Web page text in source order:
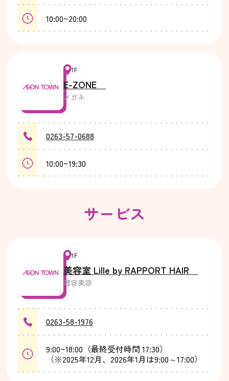
10:00~20:00
1F
E-ZONE
メガネ
0263-57-0688
10:00~19:30
サービス
1F
美容室 Lille by RAPPORT HAIR
理容美容
0263-58-1976
9:00~18:00（最終受付時間 17:30）
（※2025年12月、2026年1月は9:00～17:00）